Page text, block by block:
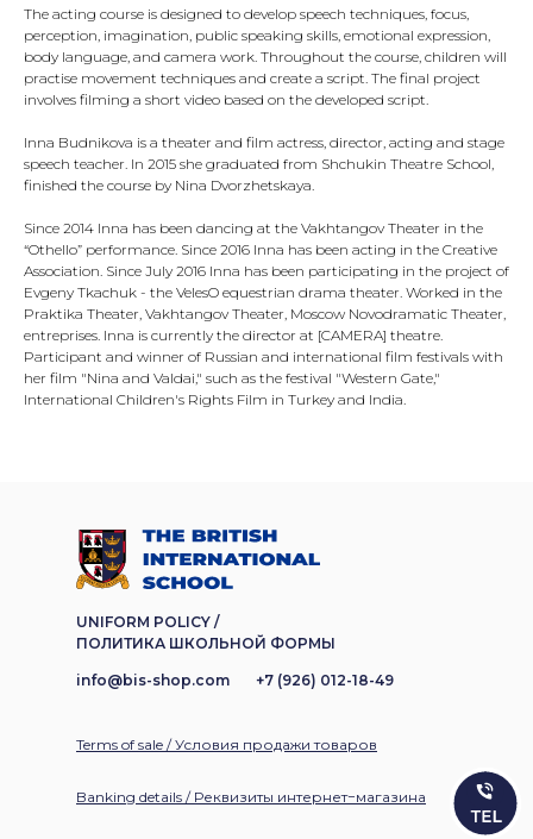
The acting course is designed to develop speech techniques, focus,
perception, imagination, public speaking skills, emotional expression,
body language, and camera work. Throughout the course, children will
practise movement techniques and create a script. The final project
involves filming a short video based on the developed script.
Inna Budnikova is a theater and film actress, director, acting and stage
speech teacher. In 2015 she graduated from Shchukin Theatre School,
finished the course by Nina Dvorzhetskaya.
Since 2014 Inna has been dancing at the Vakhtangov Theater in the
“Othello” performance. Since 2016 Inna has been acting in the Creative
Association. Since July 2016 Inna has been participating in the project of
Evgeny Tkachuk - the VelesO equestrian drama theater. Worked in the
Praktika Theater, Vakhtangov Theater, Moscow Novodramatic Theater,
entreprises. Inna is currently the director at [CAMERA] theatre.
Participant and winner of Russian and international film festivals with
her film "Nina and Valdai," such as the festival "Western Gate,"
International Children's Rights Film in Turkey and India.
Terms of sale / Условия продажи товаров
Banking details / Реквизиты интернет−магазина
UNIFORM POLICY /
ПОЛИТИКА ШКОЛЬНОЙ ФОРМЫ
info@bis-shop.com +7 (926) 012-18-49